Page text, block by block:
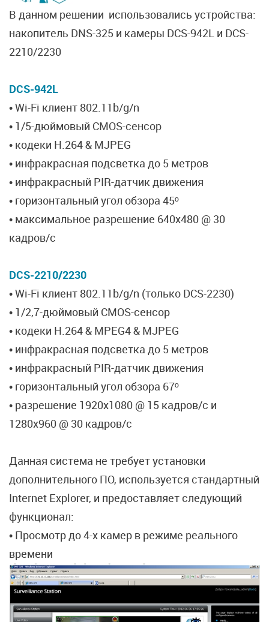
В данном решении использовались устройства:
накопитель DNS-325 и камеры DCS-942L и DCS-
2210/2230
DCS-942L
• Wi-Fi клиент 802.11b/g/n
• 1/5-дюймовый CMOS-сенсор
• кодеки H.264 & MJPEG
• инфракрасная подсветка до 5 метров
• инфракрасный PIR-датчик движения
• горизонтальный угол обзора 45º
• максимальное разрешение 640х480 @ 30
кадров/с
DCS-2210/2230
• Wi-Fi клиент 802.11b/g/n (только DCS-2230)
• 1/2,7-дюймовый CMOS-сенсор
• кодеки H.264 & MPEG4 & MJPEG
• инфракрасная подсветка до 5 метров
• инфракрасный PIR-датчик движения
• горизонтальный угол обзора 67º
• разрешение 1920х1080 @ 15 кадров/с и
1280х960 @ 30 кадров/с
Данная система не требует установки
дополнительного ПО, используется стандартный
Internet Explorer, и предоставляет следующий
функционал:
• Просмотр до 4-х камер в режиме реального
времени